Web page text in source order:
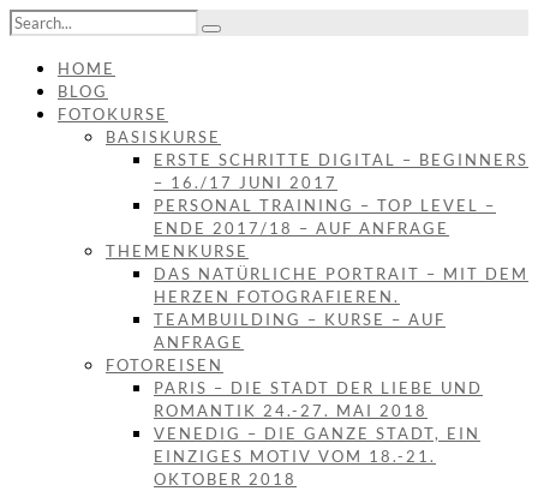
HOME
BLOG
FOTOKURSE
BASISKURSE
ERSTE SCHRITTE DIGITAL – BEGINNERS
– 16./17 JUNI 2017
PERSONAL TRAINING – TOP LEVEL –
ENDE 2017/18 – AUF ANFRAGE
THEMENKURSE
DAS NATÜRLICHE PORTRAIT – MIT DEM
HERZEN FOTOGRAFIEREN.
TEAMBUILDING – KURSE – AUF
ANFRAGE
FOTOREISEN
PARIS – DIE STADT DER LIEBE UND
ROMANTIK 24.-27. MAI 2018
VENEDIG – DIE GANZE STADT, EIN
EINZIGES MOTIV VOM 18.-21.
OKTOBER 2018